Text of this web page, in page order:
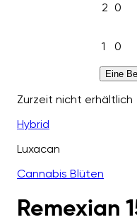
2 0
1 0
Eine
Zurzeit nicht erhältlich
Hybrid
Luxacan
Cannabis Blüten
Remexian